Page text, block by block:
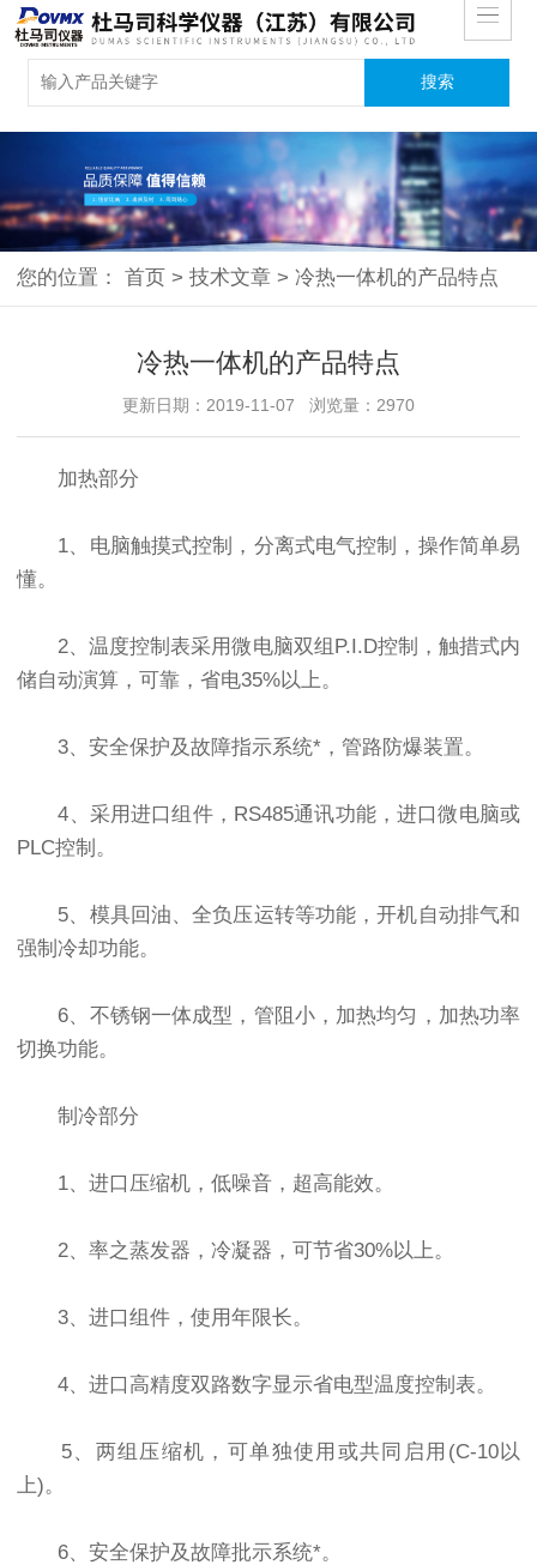
您的位置： 首页 > 技术文章 > 冷热一体机的产品特点
冷热一体机的产品特点
更新日期：2019-11-07 浏览量：2970
加热部分
1、电脑触摸式控制，分离式电气控制，操作简单易
懂。
2、温度控制表采用微电脑双组P.I.D控制，触措式内
储自动演算，可靠，省电35%以上。
3、安全保护及故障指示系统*，管路防爆装置。
4、采用进口组件，RS485通讯功能，进口微电脑或
PLC控制。
5、模具回油、全负压运转等功能，开机自动排气和
强制冷却功能。
6、不锈钢一体成型，管阻小，加热均匀，加热功率
切换功能。
制冷部分
1、进口压缩机，低噪音，超高能效。
2、率之蒸发器，冷凝器，可节省30%以上。
3、进口组件，使用年限长。
4、进口高精度双路数字显示省电型温度控制表。
5、两组压缩机，可单独使用或共同启用(C-10以
上)。
6、安全保护及故障批示系统*。